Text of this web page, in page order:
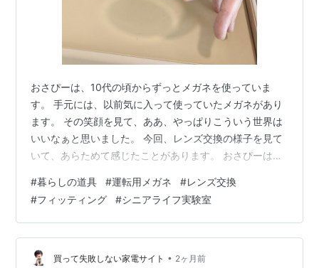
おさぴーは、10代の頃からずっとメガネを使っていま
す。 手元には、以前気に入って使っていたメガネがあり
ます。 その笑顔を見て、ああ、やっぱりこういう世界は
いいなぁと思いました。 今回、レンズ交換の様子を見て
いて、あらためて感じたことがあります。 おさぴーは、
ネとは長い付き合いです。顔の一部……とまでは言いませ
んが、ないと困る。いや、正直に言えば、かなり困る存
在です。 2年ほど前には白内障の手術を受けました。そ
の時、眼内レンズは近くを見ることを重視したものにし
ていただきました。 そのため、普段の生活では中近用の
#暮らしの道具 #運転用メガネ #レンズ交換
#フィッティング #シニアライフ実験室
買って失敗しない家電サイト • 2ヶ月前